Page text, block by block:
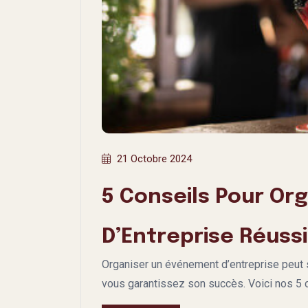
21 Octobre 2024
5 Conseils Pour
D’Entreprise Réussi
Organiser un événement d’entreprise
vous garantissez son succès. Voici nos